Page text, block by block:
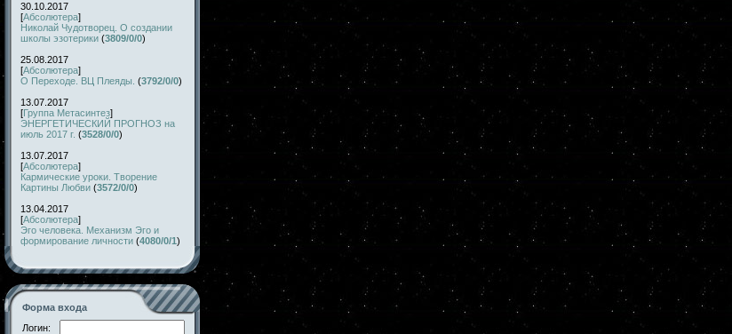
30.10.2017
[Абсолютера]
Николай Чудотворец. О создании
школы эзотерики (3809/0/0)
25.08.2017
[Абсолютера]
О Переходе. ВЦ Плеяды. (3792/0/0)
13.07.2017
[Группа Метасинтез]
ЭНЕРГЕТИЧЕСКИЙ ПРОГНОЗ на
июль 2017 г. (3528/0/0)
13.07.2017
[Абсолютера]
Кармические уроки. Творение
Картины Любви (3572/0/0)
13.04.2017
[Абсолютера]
Эго человека. Механизм Эго и
формирование личности (4080/0/1)
Форма входа
Логин: